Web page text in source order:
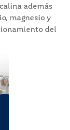
además
magnesio y
del